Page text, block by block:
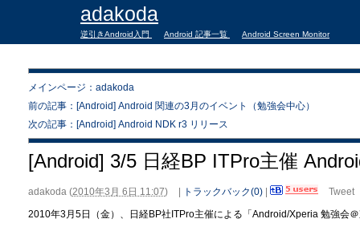
adakoda
逆引きAndroid入門 Android 記事一覧 Android Screen Monitor
メインページ：adakoda
前の記事：[Android] Android 関連の3月のイベント（勉強会中心）
次の記事：[Android] Android NDK r3 リリース
[Android] 3/5 日経BP ITPro主催
adakoda (2010年3月 6日 11:07) トラックバック(0)
Tweet
2010年3月5日（金）、日経BP社ITPro主催による「Android/Xperia 勉強会